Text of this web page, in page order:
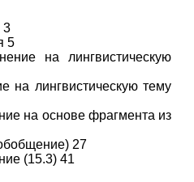
3
5
на лингвистическую
на лингвистическую тему
на основе фрагмента из
27
(15.3) 41